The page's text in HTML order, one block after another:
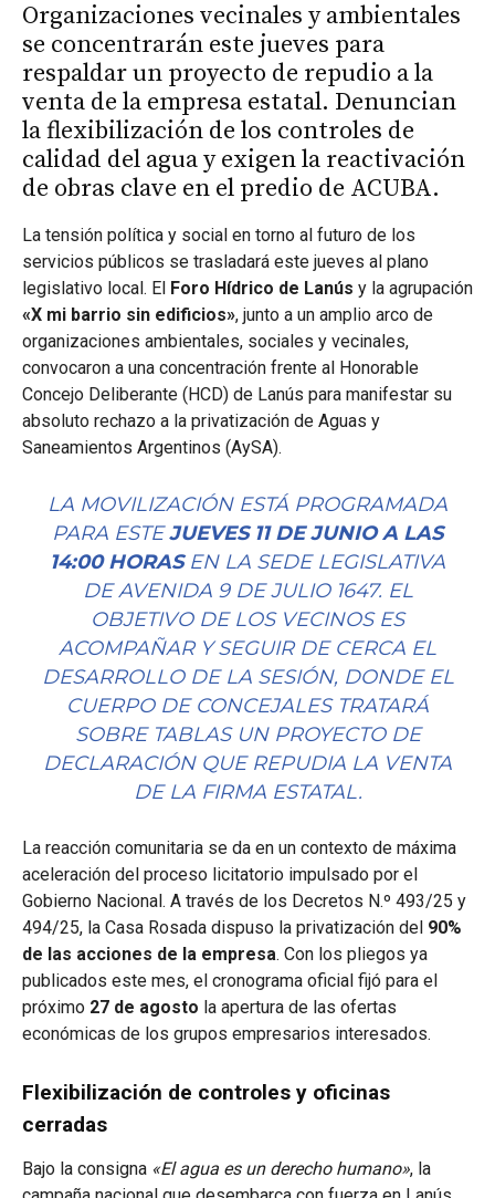
Organizaciones vecinales y ambientales
se concentrarán este jueves para
respaldar un proyecto de repudio a la
venta de la empresa estatal. Denuncian
la flexibilización de los controles de
calidad del agua y exigen la reactivación
de obras clave en el predio de ACUBA.
La tensión política y social en torno al futuro de los
servicios públicos se trasladará este jueves al plano
legislativo local. El Foro Hídrico de Lanús y la agrupación
«X mi barrio sin edificios», junto a un amplio arco de
organizaciones ambientales, sociales y vecinales,
convocaron a una concentración frente al Honorable
Concejo Deliberante (HCD) de Lanús para manifestar su
absoluto rechazo a la privatización de Aguas y
Saneamientos Argentinos (AySA).
LA MOVILIZACIÓN ESTÁ PROGRAMADA
PARA ESTEJUEVES 11 DE JUNIO A LAS
14:00 HORASEN LA SEDE LEGISLATIVA
DE AVENIDA 9 DE JULIO 1647. EL
OBJETIVO DE LOS VECINOS ES
ACOMPAÑAR Y SEGUIR DE CERCA EL
DESARROLLO DE LA SESIÓN, DONDE EL
CUERPO DE CONCEJALES TRATARÁ
SOBRE TABLAS UN PROYECTO DE
DECLARACIÓN QUE REPUDIA LA VENTA
DE LA FIRMA ESTATAL.
La reacción comunitaria se da en un contexto de máxima
aceleración del proceso licitatorio impulsado por el
Gobierno Nacional. A través de los Decretos N.º 493/25 y
494/25, la Casa Rosada dispuso la privatización del 90%
de las acciones de la empresa. Con los pliegos ya
publicados este mes, el cronograma oficial fijó para el
próximo 27 de agosto la apertura de las ofertas
económicas de los grupos empresarios interesados.
Flexibilización de controles y oficinas
cerradas
Bajo la consigna «El agua es un derecho humano», la